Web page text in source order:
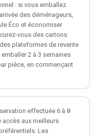
: si vous emballez
des déménageurs,
Éco et économiser
vous des cartons
plateformes de revente
2 à 3 semaines
pièce, en commençant
effectuée 6 à 8
accès aux meilleurs
Les